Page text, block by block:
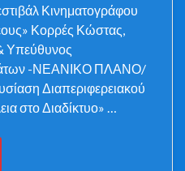
Κινηματογράφου
Κορρές Κώστας,
& Υπεύθυνος
-ΝΕΑΝΙΚΟ ΠΛΑΝΟ/
Διαπεριφερειακού
στο Διαδίκτυο» …